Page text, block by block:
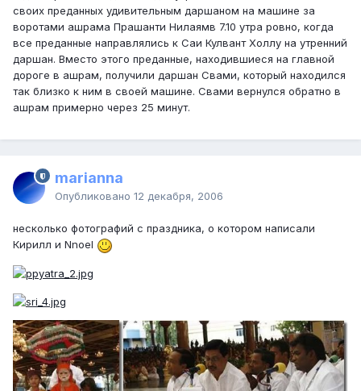
своих преданных удивительным даршаном на машине за
воротами ашрама Прашанти Нилаямв 7.10 утра ровно, когда
все преданные направлялись к Саи Кулвант Холлу на утренний
даршан. Вместо этого преданные, находившиеся на главной
дороге в ашрам, получили даршан Свами, который находился
так близко к ним в своей машине. Свами вернулся обратно в
ашрам примерно через 25 минут.
marianna
Опубликовано 12 декабря, 2006
несколько фотографий с праздника, о котором написали
Кирилл и Nnoel